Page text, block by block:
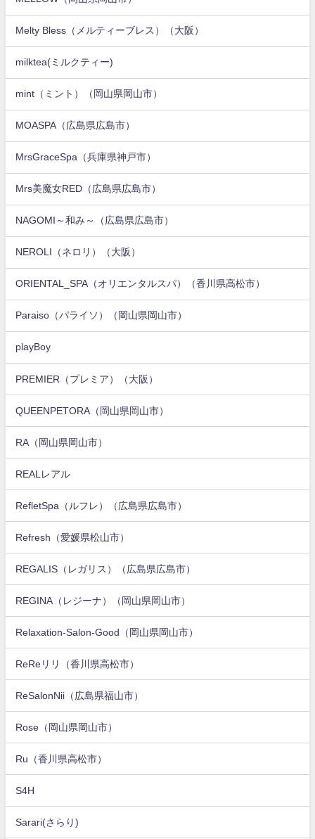
Melty Bless（メルティーブレス）（大阪）
milktea(ミルクティー)
mint（ミント）（岡山県岡山市）
MOASPA（広島県広島市）
MrsGraceSpa（兵庫県神戸市）
Mrs美魔女RED（広島県広島市）
NAGOMI～和み～（広島県広島市）
NEROLI（ネロリ）（大阪）
ORIENTAL_SPA（オリエンタルスパ）（香川県高松市）
Paraiso（パライソ）（岡山県岡山市）
playBoy
PREMIER（プレミア）（大阪）
QUEENPETORA（岡山県岡山市）
RA（岡山県岡山市）
REALレアル
RefletSpa（ルフレ）（広島県広島市）
Refresh（愛媛県松山市）
REGALIS（レガリス）（広島県広島市）
REGINA（レジーナ）（岡山県岡山市）
Relaxation-Salon-Good（岡山県岡山市）
ReReリリ（香川県高松市）
ReSalonNii（広島県福山市）
Rose（岡山県岡山市）
Ru（香川県高松市）
S4H
Sarari(さらり)